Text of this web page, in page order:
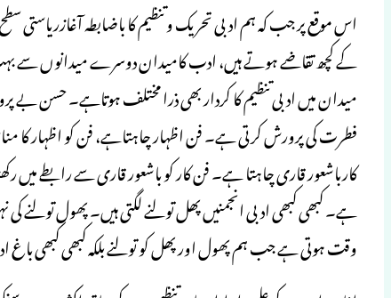
اس موقع پر جب کہ ہم ادبی تحریک و تنظیم کا باضابطہ آغازریاستی
کے کچھ تقاضے ہوتے ہیں، ادب کامیدان دوسرے میدانوں سے
میدان میں ادبی تنظیم کا کردار بھی ذرا مختلف ہوتاہے۔ حسن
فطرت کی پرورش کرتی ہے۔ فن اظہار چاہتاہے، فن کو اظہار کا
کارباشعور قاری چاہتا ہے۔ فن کار کو باشعور قاری سے رابطے میں
ہے۔ کبھی کبھی ادبی انجمنیں پھل تولنے لگتی ہیں۔ پھول تولنے
وقت ہوتی ہے جب ہم پھول اور پھل کو تولنے بلکہ کبھی کبھی باغ